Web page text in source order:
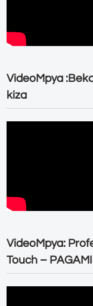
VideoMpya
kiza
VideoMpya:
Touch –